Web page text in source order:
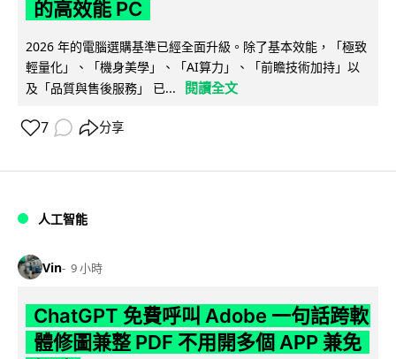
的高效能 PC
2026 年的電腦選購基準已經全面升級。除了基本效能，「極致
輕量化」、「機身美學」、「AI算力」、「前瞻技術加持」以
及「品質與售後服務」 已...
閱讀全文
7 分享
人工智能
Vin 9 小時
ChatGPT 免費呼叫 Adobe 一句話跨軟
體修圖兼整 PDF 不用開多個 APP 兼免